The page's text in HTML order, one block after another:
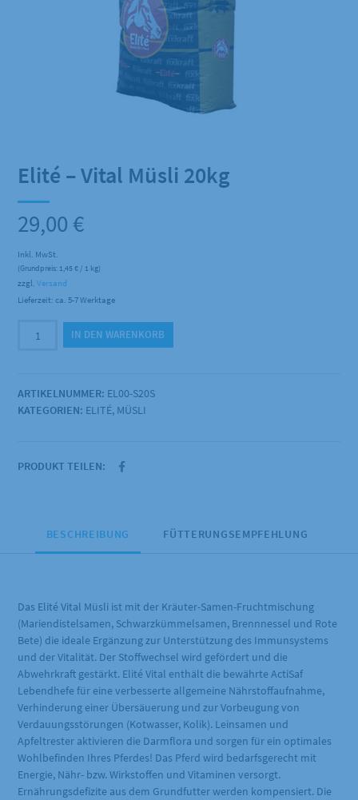
Elité – Vital Müsli 20kg
29,00 €
Inkl. MwSt.
(Grundpreis: 1,45 € / 1 kg)
zzgl.Versand
Lieferzeit: ca. 5-7 Werktage
20kg
Menge
IN DEN WARENKORB
ARTIKELNUMMER: EL00-S20S
KATEGORIEN: ELITÉ, MÜSLI
PRODUKT TEILEN:
BESCHREIBUNG FÜTTERUNGSEMPFEHLUNG
Das Elité Vital Müsli ist mit der Kräuter-Samen-Fruchtmischung
(Mariendistelsamen, Schwarzkümmelsamen, Brennnessel und Rote
Bete) die ideale Ergänzung zur Unterstützung des Immunsystems
und der Vitalität. Der Stoffwechsel wird gefördert und die
Abwehrkraft gestärkt. Elité Vital enthält die bewährte ActiSaf
Lebendhefe für eine verbesserte allgemeine Nährstoffaufnahme,
Verhinderung einer Übersäuerung und zur Vorbeugung von
Verdauungsstörungen (Kotwasser, Kolik). Leinsamen und
Apfeltrester aktivieren die Darmflora und sorgen für ein optimales
Wohlbefinden Ihres Pferdes! Das Pferd wird bedarfsgerecht mit
Energie, Nähr- bzw. Wirkstoffen und Vitaminen versorgt.
Ernährungsdefizite aus dem Grundfutter werden kompensiert. Die